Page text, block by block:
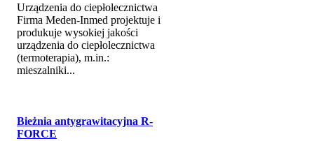
Urządzenia do ciepłolecznictwa
Firma Meden-Inmed projektuje i
produkuje wysokiej jakości
urządzenia do ciepłolecznictwa
(termoterapia), m.in.:
mieszalniki...
Bieżnia antygrawitacyjna R-
FORCE